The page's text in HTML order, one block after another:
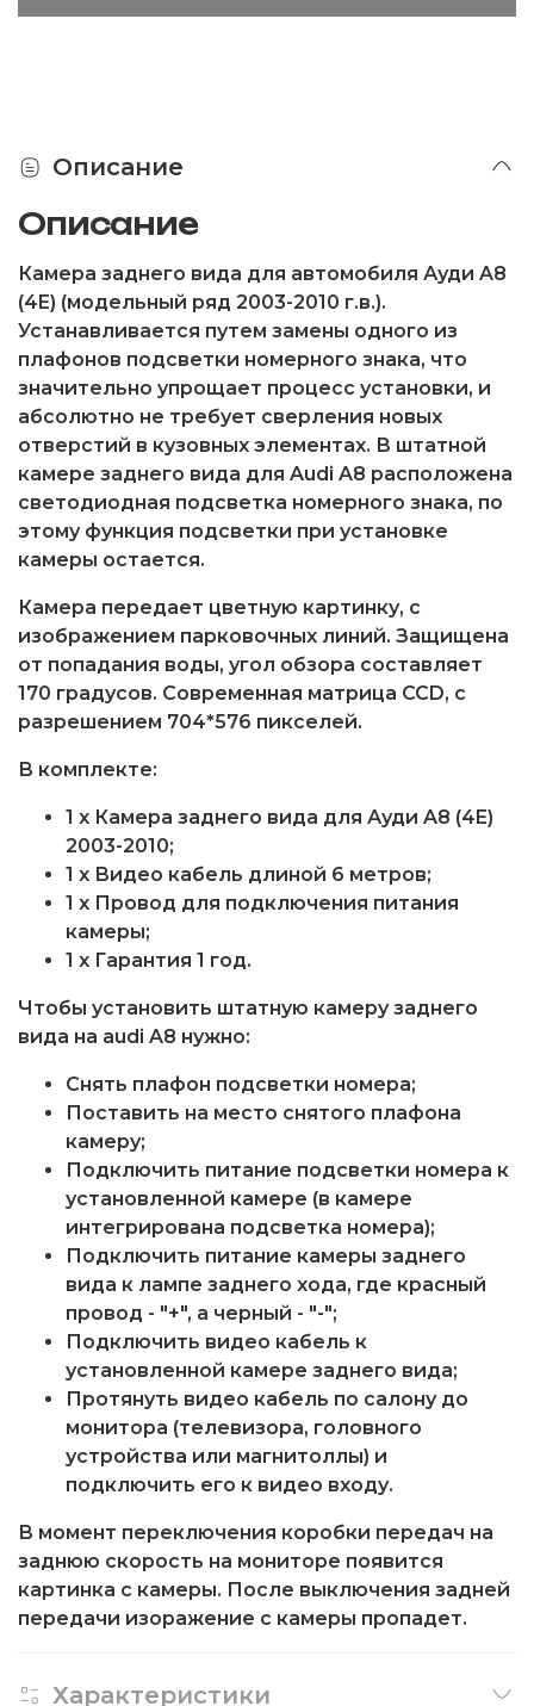
Описание
Описание
Камера заднего вида для автомобиля Ауди A8
(4E) (модельный ряд 2003-2010 г.в.).
Устанавливается путем замены одного из
плафонов подсветки номерного знака, что
значительно упрощает процесс установки, и
абсолютно не требует сверления новых
отверстий в кузовных элементах. В штатной
камере заднего вида для Audi A8 расположена
светодиодная подсветка номерного знака, по
этому функция подсветки при установке
камеры остается.
Камера передает цветную картинку, с
изображением парковочных линий. Защищена
от попадания воды, угол обзора составляет
170 градусов. Современная матрица CCD, с
разрешением 704*576 пикселей.
В комплекте:
1 x Камера заднего вида для Ауди A8 (4E)
2003-2010;
1 x Видео кабель длиной 6 метров;
1 x Провод для подключения питания
камеры;
1 x Гарантия 1 год.
Чтобы установить штатную камеру заднего
вида на audi A8 нужно:
Снять плафон подсветки номера;
Поставить на место снятого плафона
камеру;
Подключить питание подсветки номера к
установленной камере (в камере
интегрирована подсветка номера);
Подключить питание камеры заднего
вида к лампе заднего хода, где красный
провод - "+", а черный - "-";
Подключить видео кабель к
установленной камере заднего вида;
Протянуть видео кабель по салону до
монитора (телевизора, головного
устройства или магнитоллы) и
подключить его к видео входу.
В момент переключения коробки передач на
заднюю скорость на мониторе появится
картинка с камеры. После выключения задней
передачи изоражение с камеры пропадет.
Характеристики